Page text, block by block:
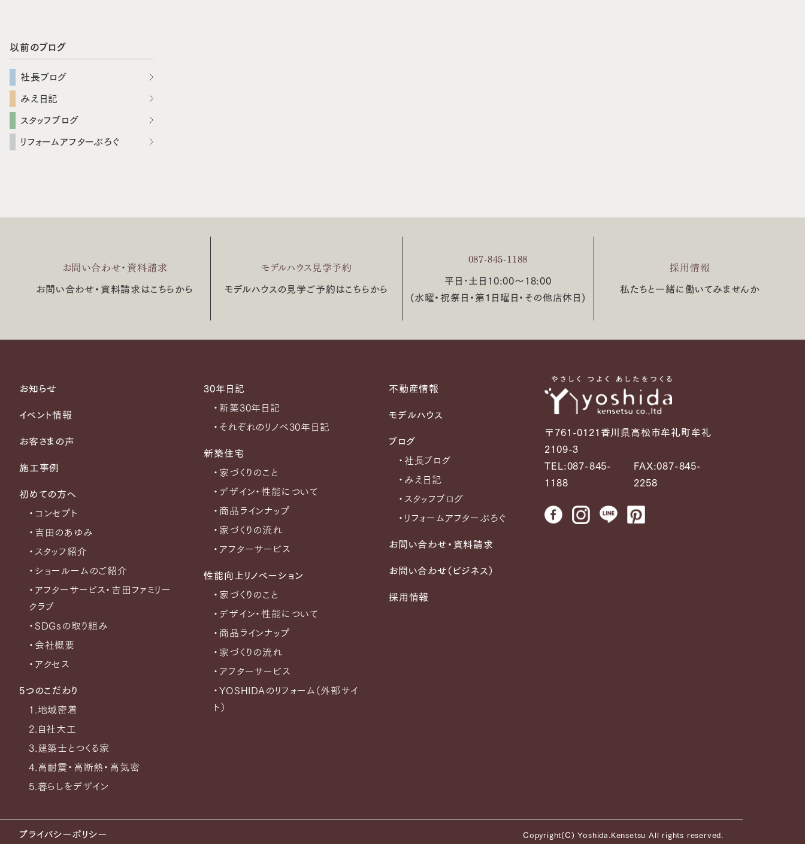
以前のブログ
社長ブログ
みえ日記
スタッフブログ
リフォームアフターぶろぐ
お問い合わせ・資料請求
お問い合わせ・資料請求はこちらから
モデルハウス見学予約
モデルハウスの見学ご予約はこちらから
087-845-1188
平日･土日10:00〜18:00
(水曜・祝祭日・第1日曜日・その他店休日)
採用情報
私たちと一緒に働いてみませんか
お知らせ
イベント情報
お客さまの声
施工事例
初めての方へ
・コンセプト
・吉田のあゆみ
・スタッフ紹介
・ショールームのご紹介
・アフターサービス・吉田ファミリー
クラブ
・SDGsの取り組み
・会社概要
・アクセス
5つのこだわり
1.地域密着
2.自社大工
3.建築士とつくる家
4.高耐震・高断熱・高気密
5.暮らしをデザイン
30年日記
・新築30年日記
・それぞれのリノベ30年日記
新築住宅
・家づくりのこと
・デザイン・性能について
・商品ラインナップ
・家づくりの流れ
・アフターサービス
性能向上リノベーション
・家づくりのこと
・デザイン・性能について
・商品ラインナップ
・家づくりの流れ
・アフターサービス
・YOSHIDAのリフォーム（外部サイ
ト）
不動産情報
モデルハウス
ブログ
・社長ブログ
・みえ日記
・スタッフブログ
・リフォームアフターぶろぐ
お問い合わせ・資料請求
お問い合わせ（ビジネス）
採用情報
〒761-0121香川県高松市牟礼町牟礼
2109-3
TEL:087-845-
1188
FAX:087-845-
2258
プライバシーポリシー Copyright(C) Yoshida.Kensetsu All rights reserved.